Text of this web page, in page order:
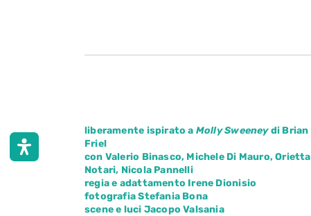
liberamente ispirato a Molly Sweeneydi Brian
Friel
con Valerio Binasco, Michele Di Mauro, Orietta
Notari, Nicola Pannelli
regia e adattamento Irene Dionisio
fotografia Stefania Bona
scene e luci Jacopo Valsania